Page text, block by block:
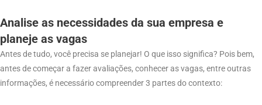
Analise as necessidades da sua empresa e
planeje as vagas
Antes de tudo, você precisa se planejar! O que isso significa? Pois bem,
antes de começar a fazer avaliações, conhecer as vagas, entre outras
informações, é necessário compreender 3 partes do contexto: